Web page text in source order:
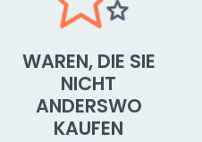
WAREN, DIE SIE
NICHT
ANDERSWO
KAUFEN